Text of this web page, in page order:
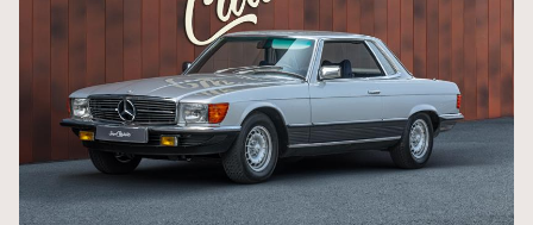
MERCEDES-BENZ 450 SLC
5.0L (C107)